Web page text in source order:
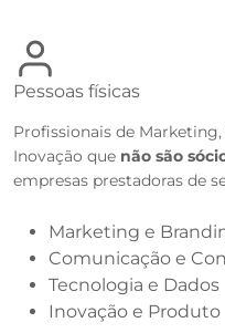
Pessoas físicas
Profissionais de
Inovação que não são
empresas prestadoras de
Marketing e
Comunicação e
Tecnologia e Dados
Inovação e Produto